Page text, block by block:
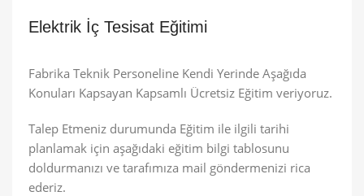
Elektrik İç Tesisat Eğitimi
Fabrika Teknik Personeline Kendi Yerinde Aşağıda
Konuları Kapsayan Kapsamlı Ücretsiz Eğitim veriyoruz.
Talep Etmeniz durumunda Eğitim ile ilgili tarihi
planlamak için aşağıdaki eğitim bilgi tablosunu
doldurmanızı ve tarafımıza mail göndermenizi rica
ederiz.